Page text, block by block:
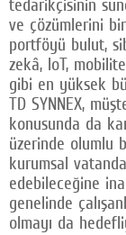
tedarikçisinin
ve çözümlerini
portföyü bulut,
zekâ, IoT,
gibi en yüksek
TD SYNNEX,
konusunda da
üzerinde olumlu
kurumsal
edebileceğine
genelinde
olmayı da